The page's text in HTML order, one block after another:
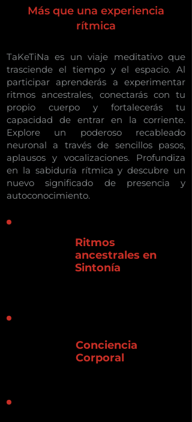
Más que una experiencia
rítmica
TaKeTiNa es un viaje meditativo que
trasciende el tiempo y el espacio. Al
participar aprenderás a experimentar
ritmos ancestrales, conectarás con tu
propio cuerpo y fortalecerás tu
capacidad de entrar en la corriente.
Explore un poderoso recableado
neuronal a través de sencillos pasos,
aplausos y vocalizaciones. Profundiza
en la sabiduría rítmica y descubre un
nuevo significado de presencia y
autoconocimiento.
Ritmos
ancestrales en
Sintonía
Conciencia
Corporal